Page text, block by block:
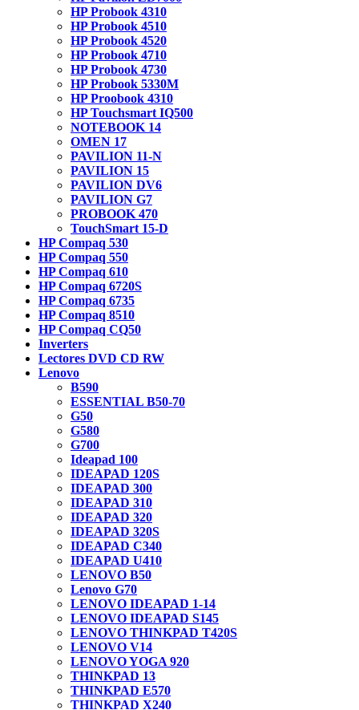
HP Probook 4310
HP Probook 4510
HP Probook 4520
HP Probook 4710
HP Probook 4730
HP Probook 5330M
HP Proobook 4310
HP Touchsmart IQ500
NOTEBOOK 14
OMEN 17
PAVILION 11-N
PAVILION 15
PAVILION DV6
PAVILION G7
PROBOOK 470
TouchSmart 15-D
HP Compaq 530
HP Compaq 550
HP Compaq 610
HP Compaq 6720S
HP Compaq 6735
HP Compaq 8510
HP Compaq CQ50
Inverters
Lectores DVD CD RW
Lenovo
B590
ESSENTIAL B50-70
G50
G580
G700
Ideapad 100
IDEAPAD 120S
IDEAPAD 300
IDEAPAD 310
IDEAPAD 320
IDEAPAD 320S
IDEAPAD C340
IDEAPAD U410
LENOVO B50
Lenovo G70
LENOVO IDEAPAD 1-14
LENOVO IDEAPAD S145
LENOVO THINKPAD T420S
LENOVO V14
LENOVO YOGA 920
THINKPAD 13
THINKPAD E570
THINKPAD X240